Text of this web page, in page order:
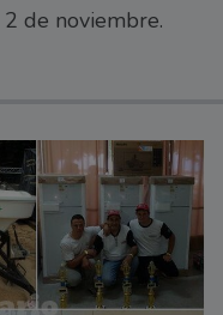
de noviembre.